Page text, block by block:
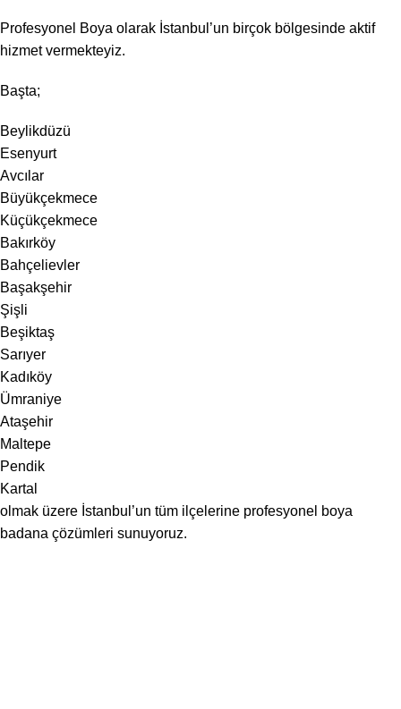
Profesyonel Boya olarak İstanbul’un birçok bölgesinde aktif
hizmet vermekteyiz.
Başta;
Beylikdüzü
Esenyurt
Avcılar
Büyükçekmece
Küçükçekmece
Bakırköy
Bahçelievler
Başakşehir
Şişli
Beşiktaş
Sarıyer
Kadıköy
Ümraniye
Ataşehir
Maltepe
Pendik
Kartal
olmak üzere İstanbul’un tüm ilçelerine profesyonel boya
badana çözümleri sunuyoruz.